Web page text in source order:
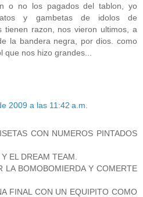
o no los pagados del tablon, yo
y gambetas de idolos de
tienen razon, nos vieron ultimos, a
la bandera negra, por dios. como
nos hizo grandes...
2009 a las 11:42 a.m.
CON NUMEROS PINTADOS
EL DREAM TEAM.
LA BOMOBOMIERDA Y COMERTE
FINAL CON UN EQUIPITO COMO